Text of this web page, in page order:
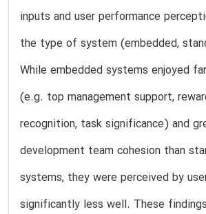
inputs and user performance
the type of system (embedded,
While embedded systems enjoyed
(e.g. top management support,
recognition, task significance) and
development team cohesion than
systems, they were perceived by
significantly less well. These